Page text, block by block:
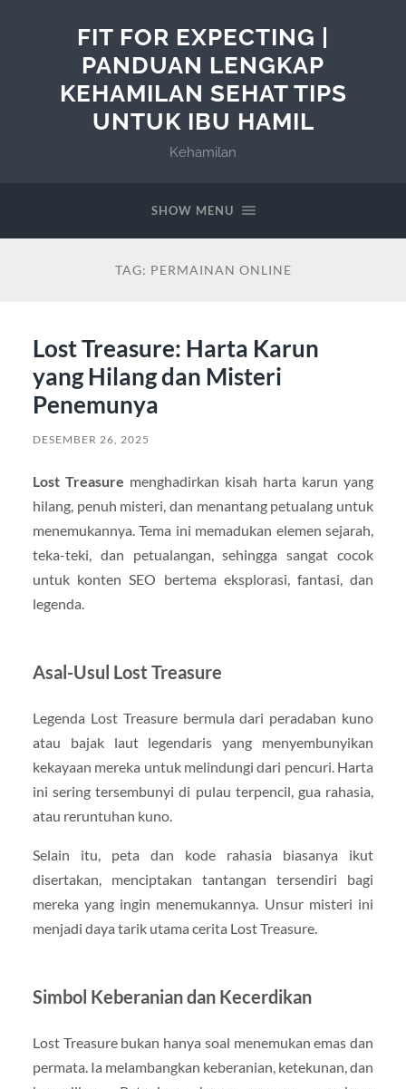
FIT FOR EXPECTING |
PANDUAN LENGKAP
KEHAMILAN SEHAT TIPS
UNTUK IBU HAMIL
Kehamilan
SHOW MENU
TAG: PERMAINAN ONLINE
Lost Treasure: Harta Karun
yang Hilang dan Misteri
Penemunya
DESEMBER 26, 2025
Lost Treasure menghadirkan kisah harta karun yang
hilang, penuh misteri, dan menantang petualang untuk
menemukannya. Tema ini memadukan elemen sejarah,
teka-teki, dan petualangan, sehingga sangat cocok
untuk konten SEO bertema eksplorasi, fantasi, dan
legenda.
Asal-Usul Lost Treasure
Legenda Lost Treasure bermula dari peradaban kuno
atau bajak laut legendaris yang menyembunyikan
kekayaan mereka untuk melindungi dari pencuri. Harta
ini sering tersembunyi di pulau terpencil, gua rahasia,
atau reruntuhan kuno.
Selain itu, peta dan kode rahasia biasanya ikut
disertakan, menciptakan tantangan tersendiri bagi
mereka yang ingin menemukannya. Unsur misteri ini
menjadi daya tarik utama cerita Lost Treasure.
Simbol Keberanian dan Kecerdikan
Lost Treasure bukan hanya soal menemukan emas dan
permata. Ia melambangkan keberanian, ketekunan, dan